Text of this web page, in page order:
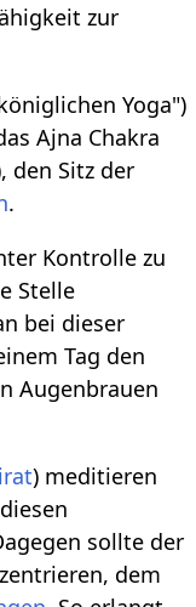
zur
Yoga")
Ajna Chakra
den Sitz der
.
Kontrolle zu
Stelle
bei dieser
Tag den
Augenbrauen
) meditieren
sollte der
dem